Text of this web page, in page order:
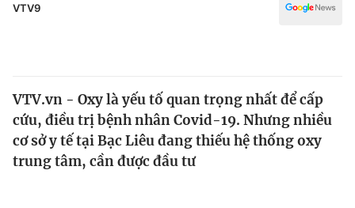
Y tế
Thế giới
Giáo dục
VTV9
VTV.vn - Oxy là yếu tố quan trọng nhất để cấp
cứu, điều trị bệnh nhân Covid-19. Nhưng nhiều
cơ sở y tế tại Bạc Liêu đang thiếu hệ thống oxy
trung tâm, cần được đầu tư